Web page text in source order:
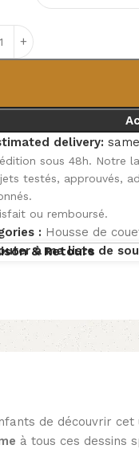
delivery:
sous 48h. Notre
testés, approuvés,
ou remboursé.
: Housse de
à ma liste de
& Retours
de découvrir
à tous ces dessins